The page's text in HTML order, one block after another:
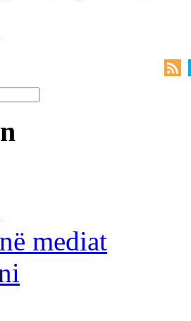
mediat